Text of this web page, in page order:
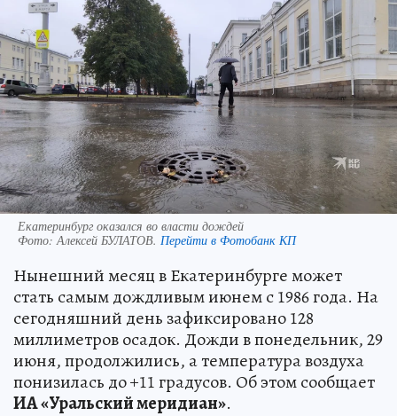
Екатеринбург оказался во власти дождей
Фото:Алексей БУЛАТОВ. Перейти в Фотобанк КП
Нынешний месяц в Екатеринбурге может
стать самым дождливым июнем с 1986 года. На
сегодняшний день зафиксировано 128
миллиметров осадок. Дожди в понедельник, 29
июня, продолжились, а температура воздуха
понизилась до +11 градусов. Об этом сообщает
ИА «Уральский меридиан».